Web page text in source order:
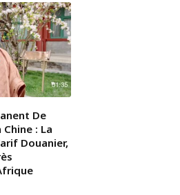
De
Chine : La
Douanier,